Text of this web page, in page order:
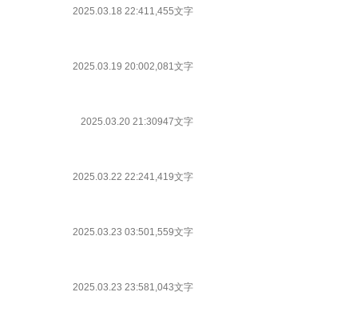
2025.03.18 22:411,455文字
2025.03.19 20:002,081文字
2025.03.20 21:30947文字
2025.03.22 22:241,419文字
2025.03.23 03:501,559文字
2025.03.23 23:581,043文字